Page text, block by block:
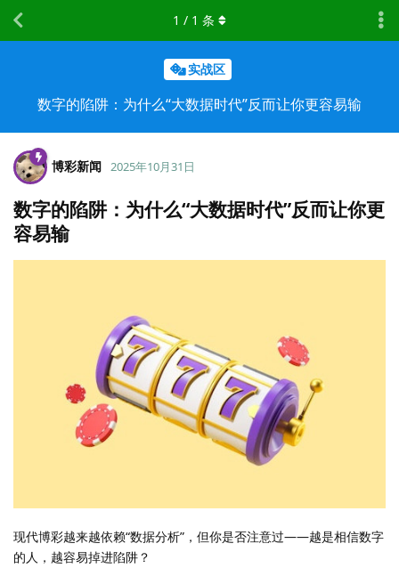
实战区
数字的陷阱：为什么“大数据时代”反而让你更容易输
1 / 1 条
博彩新闻 2025年10月31日
数字的陷阱：为什么“大数据时代”反而让你更
容易输
现代博彩越来越依赖“数据分析”，但你是否注意过——越是相信数字
的人，越容易掉进陷阱？